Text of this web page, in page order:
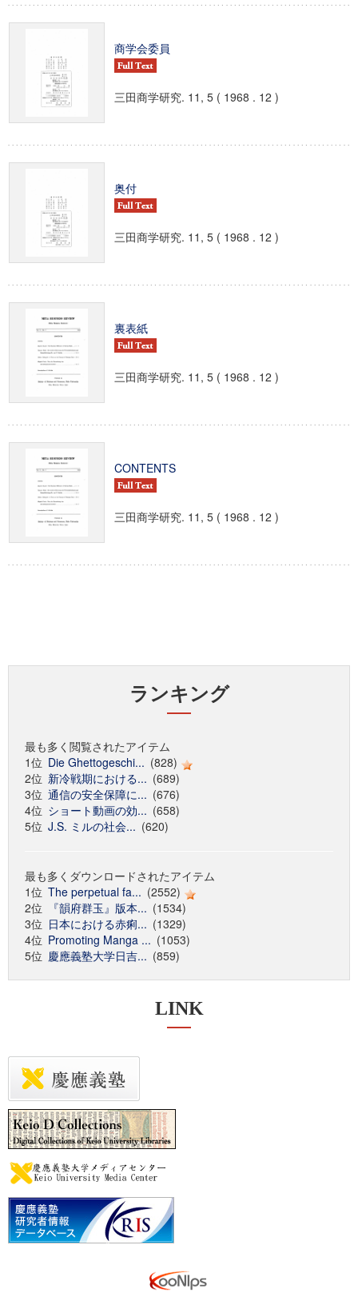
商学会委員
三田商学研究. 11, 5 ( 1968 . 12 )
奥付
三田商学研究. 11, 5 ( 1968 . 12 )
裏表紙
三田商学研究. 11, 5 ( 1968 . 12 )
CONTENTS
三田商学研究. 11, 5 ( 1968 . 12 )
ランキング
最も多く閲覧されたアイテム
1位 Die Ghettogeschi... (828)
2位 新冷戦期における... (689)
3位 通信の安全保障に... (676)
4位 ショート動画の効... (658)
5位 J.S. ミルの社会... (620)
最も多くダウンロードされたアイテム
1位 The perpetual fa... (2552)
2位
『韻府群玉』版本... (1534)
3位 日本における赤痢... (1329)
4位 Promoting Manga ... (1053)
5位 慶應義塾大学日吉... (859)
LINK